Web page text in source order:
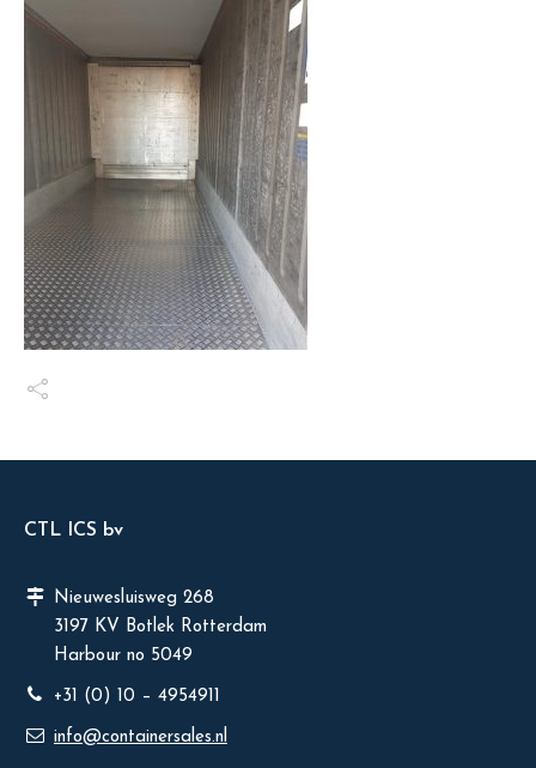
CTL ICS bv
Nieuwesluisweg 268
3197 KV Botlek Rotterdam
Harbour no 5049
+31 (0) 10 – 4954911
info@containersales.nl